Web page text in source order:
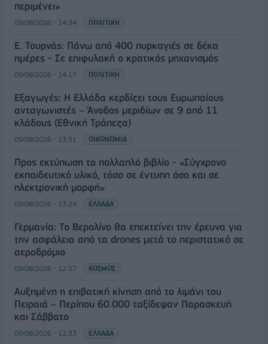
περιμένει»
09/08/2026 - 14:34 ΠΟΛΙΤΙΚΗ
Ε. Τουρνάς: Πάνω από 400 πυρκαγιές σε δέκα
ημέρες - Σε επιφυλακή ο κρατικός μηχανισμός
09/08/2026 - 14:17 ΠΟΛΙΤΙΚΗ
Εξαγωγές: Η Ελλάδα κερδίζει τους Ευρωπαίους
ανταγωνιστές – Άνοδος μεριδίων σε 9 από 11
κλάδους (Εθνική Τράπεζα)
09/08/2026 - 13:51 ΟΙΚΟΝΟΜΙΑ
Προς εκτύπωση το πολλαπλό βιβλίο - «Σύγχρονο
εκπαιδευτικό υλικό, τόσο σε έντυπη όσο και σε
ηλεκτρονική μορφή»
09/08/2026 - 13:24 ΕΛΛΑΔΑ
Γερμανία: Το Βερολίνο θα επεκτείνει την έρευνα για
την ασφάλεια από τα drones μετά το περιστατικό σε
αεροδρόμιο
09/08/2026 - 12:57 ΚΟΣΜΟΣ
Αυξημένη η επιβατική κίνηση από το λιμάνι του
Πειραιά – Περίπου 60.000 ταξίδεψαν Παρασκευή
και Σάββατο
09/08/2026 - 12:33 ΕΛΛΑΔΑ